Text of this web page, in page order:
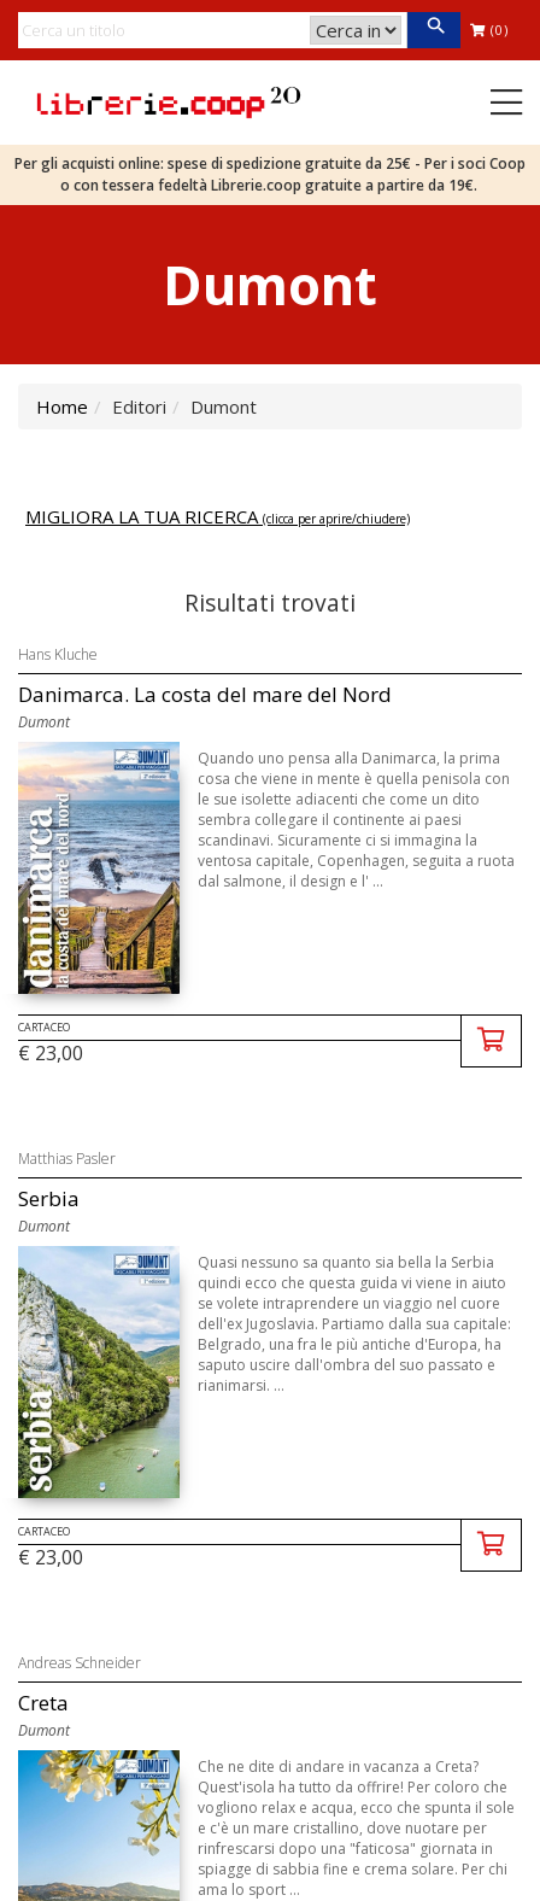
(0)
Per gli acquisti online: spese di spedizione gratuite da 25€ - Per i soci Coop
o con tessera fedeltà Librerie.coop gratuite a partire da 19€.
Dumont
Home Editori Dumont
MIGLIORA LA TUA RICERCA (clicca per aprire/chiudere)
Risultati trovati
Hans Kluche
Danimarca. La costa del mare del Nord
Dumont
Quando uno pensa alla Danimarca, la prima
cosa che viene in mente è quella penisola con
le sue isolette adiacenti che come un dito
sembra collegare il continente ai paesi
scandinavi. Sicuramente ci si immagina la
ventosa capitale, Copenhagen, seguita a ruota
dal salmone, il design e l' ...
CARTACEO
€ 23,00
Matthias Pasler
Serbia
Dumont
Quasi nessuno sa quanto sia bella la Serbia
quindi ecco che questa guida vi viene in aiuto
se volete intraprendere un viaggio nel cuore
dell'ex Jugoslavia. Partiamo dalla sua capitale:
Belgrado, una fra le più antiche d'Europa, ha
saputo uscire dall'ombra del suo passato e
rianimarsi. ...
CARTACEO
€ 23,00
Andreas Schneider
Creta
Dumont
Che ne dite di andare in vacanza a Creta?
Quest'isola ha tutto da offrire! Per coloro che
vogliono relax e acqua, ecco che spunta il sole
e c'è un mare cristallino, dove nuotare per
rinfrescarsi dopo una "faticosa" giornata in
spiagge di sabbia fine e crema solare. Per chi
ama lo sport ...